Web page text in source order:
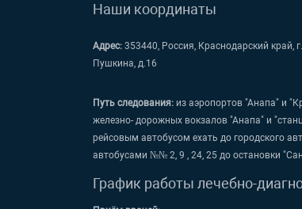
Наши координаты
Адрес: 353440, Россия, Краснодарский край,
Пушкина, д.16
Путь следования: из аэропортов "Анапа" и
железно- дорожных вокзалов "Анапа" и
рейсовым автобусом ехать до городского
автобусами №№ 2, 9 , 24, 25 до остановки
График работы лечебно-